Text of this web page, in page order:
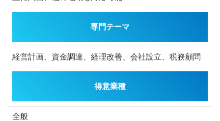
専門テーマ
経営計画、資金調達、経理改善、会社設立、税務顧問
得意業種
全般